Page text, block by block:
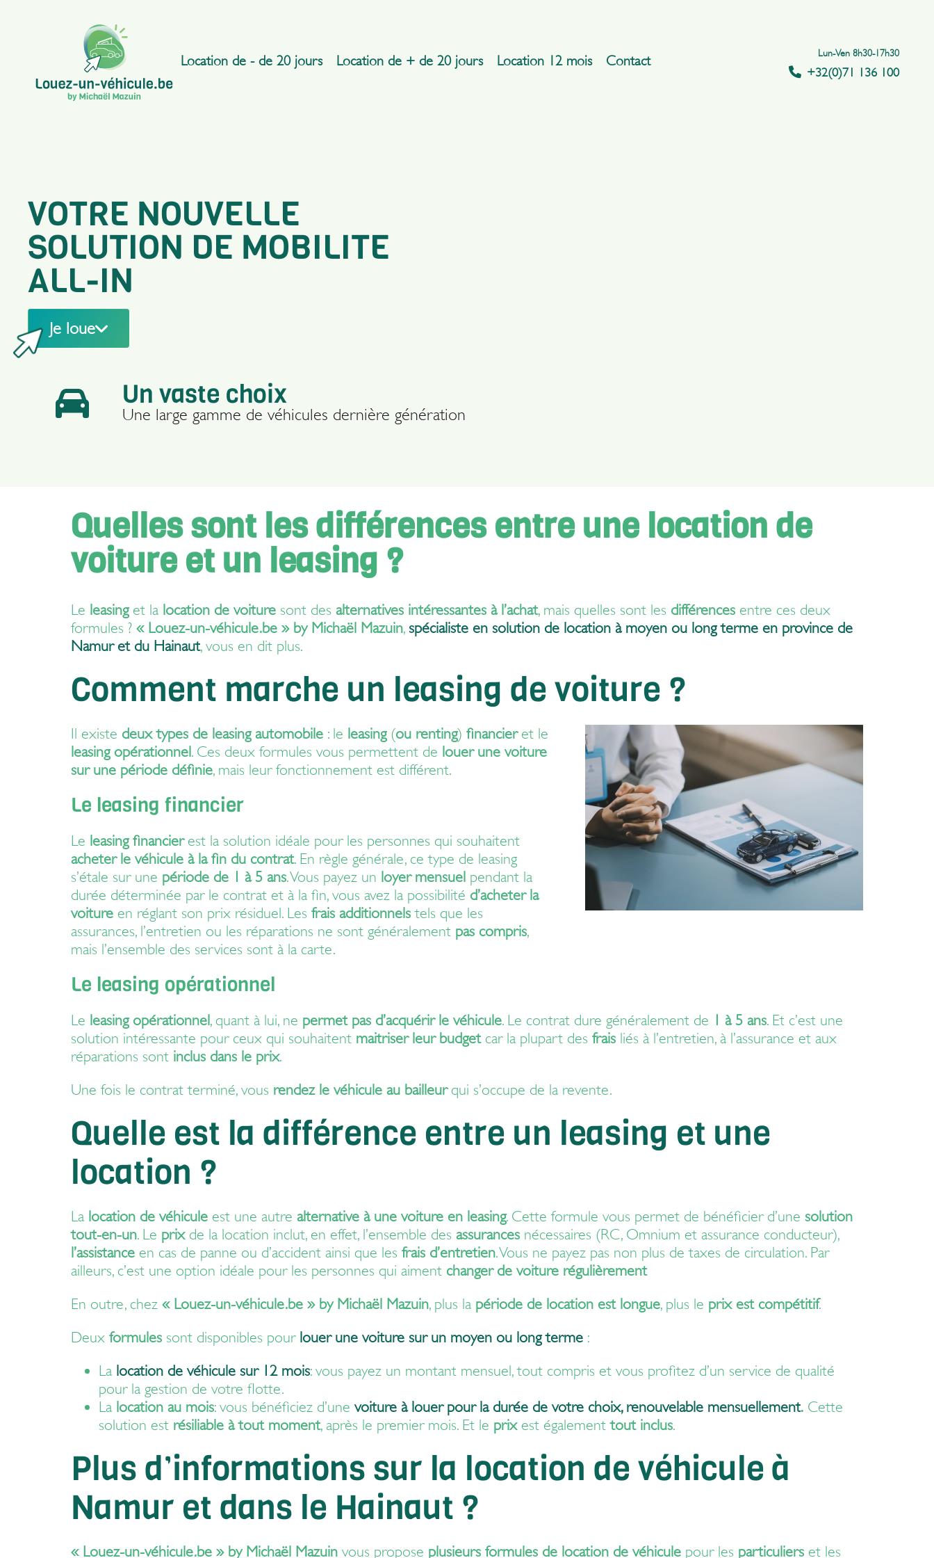
Location de - de 20 jours Location de + de 20 jours Location 12 mois Contact Lun-Ven 8h30-17h30
+32(0)71 136 100
VOTRE NOUVELLE
SOLUTION DE MOBILITE
ALL-IN
Je loue
Transparence tarifaire
Des prix « all-in »
Assistance sur mesure
Un vaste choix
Une large gamme de véhicules dernière génération
Quelles sont les différences entre une location de
voiture et un leasing ?
Le leasinget la location de voiture sont des alternatives intéressantes à l’achat, mais quelles sont les différences entre ces deux
formules ? « Louez-un-véhicule.be » by Michaël Mazuin, spécialiste en solution de location à moyen ou long terme en province de
Namuret du Hainaut, vous en dit plus.
Comment marche un leasing de voiture ?
Il existe deux types de leasing automobile : le leasing(ou renting) financieret le
leasing opérationnel . Ces deux formules vous permettent de louer une voiture
sur une période définie, mais leur fonctionnement est différent.
Le leasing financier
Le leasing financierest la solution idéale pour les personnes qui souhaitent
acheter le véhicule à la fin du contrat. En règle générale, ce type de leasing
s’étale sur une période de 1 à 5 ans. Vous payez un loyer mensuel pendant la
durée déterminée par le contrat et à la fin, vous avez la possibilité d’acheter la
voiture en réglant son prix résiduel. Les frais additionnels tels que les
assurances, l’entretien ou les réparations ne sont généralement pas compris,
mais l’ensemble des services sont à la carte.
Le leasing opérationnel
Le leasing opérationnel , quant à lui, ne permet pas d’acquérir le véhicule. Le contrat dure généralement de 1 à 5 ans. Et c’est une
solution intéressante pour ceux qui souhaitent maitriser leur budgetcar la plupart des frais liés à l’entretien, à l’assurance et aux
réparations sont inclus dans le prix.
Une fois le contrat terminé, vous rendez le véhicule au bailleurqui s’occupe de la revente.
Quelle est la différence entre un leasing et une
location ?
La location de véhicule est une autre alternative à une voiture en leasing. Cette formule vous permet de bénéficier d’une solution
tout-en-un. Le prixde la location inclut, en effet, l’ensemble des assurances nécessaires (RC, Omnium et assurance conducteur),
l’assistance en cas de panne ou d’accident ainsi que les frais d’entretien. Vous ne payez pas non plus de taxes de circulation. Par
ailleurs, c’est une option idéale pour les personnes qui aiment changer de voiture régulièrement
En outre, chez « Louez-un-véhicule.be » by Michaël Mazuin, plus la période de location est longue, plus le prix est compétitif.
Deux formules sont disponibles pour louer une voiture sur un moyen ou long terme :
La location de véhicule sur 12 mois: vous payez un montant mensuel, tout compris et vous profitez d’un service de qualité
pour la gestion de votre flotte.
La location au mois: vous bénéficiez d’une voiture à louer pour la durée de votre choix, renouvelable mensuellement. Cette
solution est résiliable à tout moment, après le premier mois. Et le prixest égalementtout inclus.
Plus d’informations sur la location de véhicule à
Namur et dans le Hainaut ?
« Louez-un-véhicule.be » by Michaël Mazuin vous propose plusieurs formules de location de véhicule pour les particuliers et les